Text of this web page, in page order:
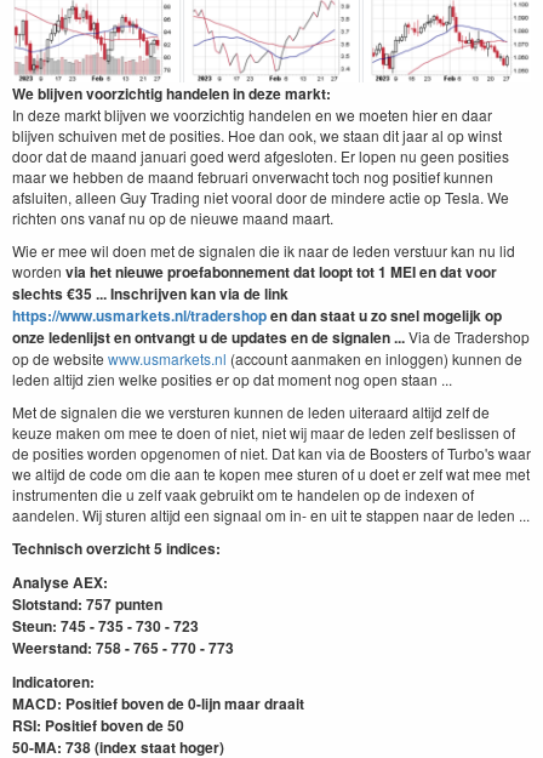
We blijven voorzichtig handelen in deze markt:
In deze markt blijven we voorzichtig handelen en we moeten hier en daar
blijven schuiven met de posities. Hoe dan ook, we staan dit jaar al op winst
door dat de maand januari goed werd afgesloten. Er lopen nu geen posities
maar we hebben de maand februari onverwacht toch nog positief kunnen
afsluiten, alleen Guy Trading niet vooral door de mindere actie op Tesla. We
richten ons vanaf nu op de nieuwe maand maart.
Wie er mee wil doen met de signalen die ik naar de leden verstuur kan nu lid
worden via het nieuwe proefabonnement dat loopt tot 1 MEIen datvoor
slechts €35 ... Inschrijven kan via de link
https://www.usmarkets.nl/tradershopen dan staat u zo snel mogelijk op
onze ledenlijst en ontvangt u de updates en de signalen ...Via de Tradershop
op de website www.usmarkets.nl (account aanmaken en inloggen) kunnen de
leden altijd zien welke posities er op dat moment nog open staan ...
Met de signalen die we versturen kunnen de leden uiteraard altijd zelf de
keuze maken om mee te doen of niet, niet wij maar de leden zelf beslissen of
de posities worden opgenomen of niet. Dat kan via de Boosters of Turbo's waar
we altijd de code om die aan te kopen mee sturen of u doet er zelf wat mee met
instrumenten die u zelf vaak gebruikt om te handelen op de indexen of
aandelen. Wij sturen altijd een signaal om in- en uit te stappen naar de leden ...
Technisch overzicht 5 indices:
Analyse AEX:
Slotstand: 757 punten
Steun: 745 - 735 - 730 - 723
Weerstand: 758 - 765 - 770 - 773
Indicatoren:
MACD: Positief boven de 0-lijn maar draait
RSI: Positief boven de 50
50-MA: 738 (index staat hoger)